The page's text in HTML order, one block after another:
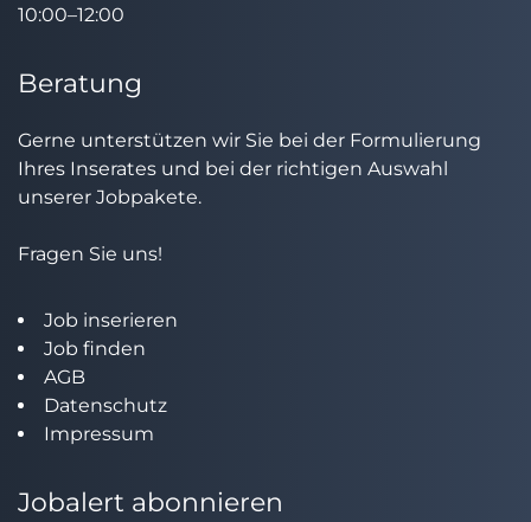
10:00–12:00
Beratung
Gerne unterstützen wir Sie bei der Formulierung
Ihres Inserates und bei der richtigen Auswahl
unserer Jobpakete.
Fragen Sie uns!
Job inserieren
Job finden
AGB
Datenschutz
Impressum
Jobalert abonnieren